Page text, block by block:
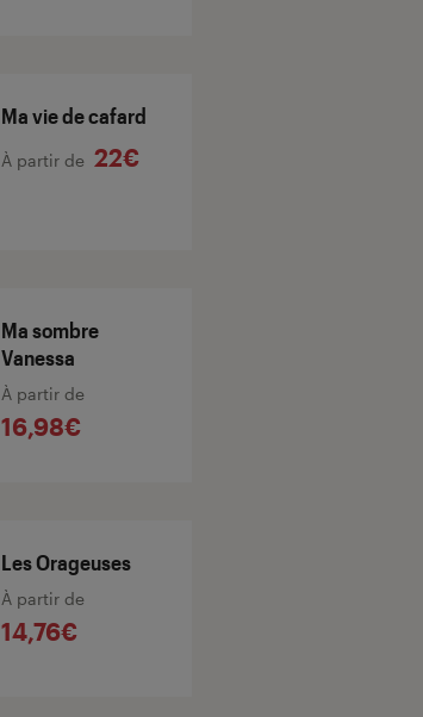
Ma vie de cafard
À partir de 22€
Ma sombre
Vanessa
À partir de
16,98€
Les Orageuses
À partir de
14,76€